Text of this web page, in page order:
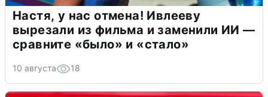
Настя, у нас отмена! Ивлееву
вырезали из фильма и заменили ИИ —
сравните «было» и «стало»
10 августа 18